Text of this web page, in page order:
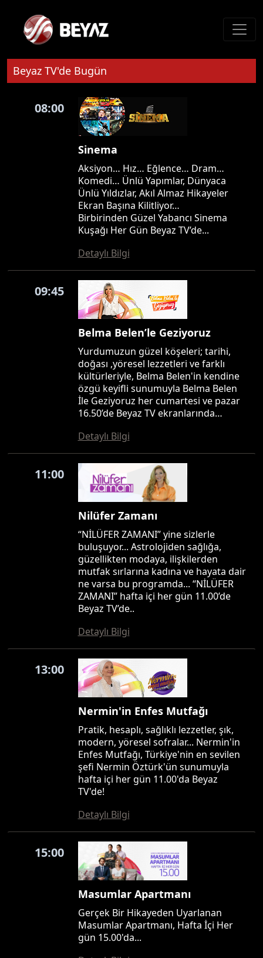
Beyaz TV'de Bugün
08:00
Sinema
Aksiyon… Hız… Eğlence… Dram…
Komedi… Ünlü Yapımlar, Dünyaca
Ünlü Yıldızlar, Akıl Almaz Hikayeler
Ekran Başına Kilitliyor…
Birbirinden Güzel Yabancı Sinema
Kuşağı Her Gün Beyaz TV’de...
Detaylı Bilgi
09:45
Belma Belen’le Geziyoruz
Yurdumuzun güzel köşeleri; tarihi,
doğası ,yöresel lezzetleri ve farklı
kültürleriyle, Belma Belen'in kendine
özgü keyifli sunumuyla Belma Belen
İle Geziyoruz her cumartesi ve pazar
16.50’de Beyaz TV ekranlarında…
Detaylı Bilgi
11:00
Nilüfer Zamanı
“NİLÜFER ZAMANI” yine sizlerle
buluşuyor... Astrolojiden sağlığa,
güzellikten modaya, ilişkilerden
mutfak sırlarına kadına ve hayata dair
ne varsa bu programda... “NİLÜFER
ZAMANI” hafta içi her gün 11.00’de
Beyaz TV’de..
Detaylı Bilgi
13:00
Nermin'in Enfes Mutfağı
Pratik, hesaplı, sağlıklı lezzetler, şık,
modern, yöresel sofralar... Nermin'in
Enfes Mutfağı, Türkiye'nin en sevilen
şefi Nermin Öztürk'ün sunumuyla
hafta içi her gün 11.00'da Beyaz
TV'de!
Detaylı Bilgi
15:00
Masumlar Apartmanı
Gerçek Bir Hikayeden Uyarlanan
Masumlar Apartmanı, Hafta İçi Her
gün 15.00'da...